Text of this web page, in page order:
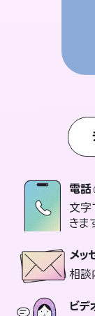
電話
文字
きま
メッ
相談
ビデ